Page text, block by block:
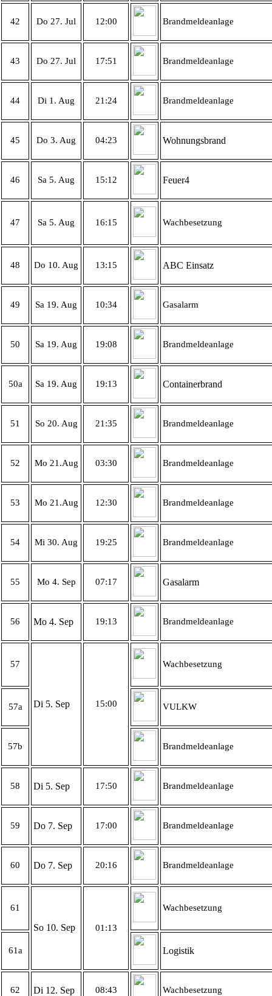
42 Do 27. Jul 12:00 Brandmeldeanlage
43 Do 27. Jul 17:51 Brandmeldeanlage
44 Di 1. Aug 21:24 Brandmeldeanlage
45 Do 3. Aug 04:23 Wohnungsbrand
46 Sa 5. Aug 15:12 Feuer4
47 Sa 5. Aug 16:15 Wachbesetzung
48 Do 10. Aug 13:15 ABC Einsatz
49 Sa 19. Aug 10:34 Gasalarm
50 Sa 19. Aug 19:08 Brandmeldeanlage
50a Sa 19. Aug 19:13 Containerbrand
51 So 20. Aug 21:35 Brandmeldeanlage
52 Mo 21.Aug 03:30 Brandmeldeanlage
53 Mo 21.Aug 12:30 Brandmeldeanlage
54 Mi 30. Aug 19:25 Brandmeldeanlage
55 Mo 4. Sep 07:17 Gasalarm
56 Mo 4. Sep 19:13 Brandmeldeanlage
57
Di 5. Sep 15:00
Wachbesetzung
57a VULKW
57b Brandmeldeanlage
58 Di 5. Sep 17:50 Brandmeldeanlage
59 Do 7. Sep 17:00 Brandmeldeanlage
60 Do 7. Sep 20:16 Brandmeldeanlage
61
So 10. Sep 01:13
Wachbesetzung
61a Logistik
62 Di 12. Sep 08:43 Wachbesetzung